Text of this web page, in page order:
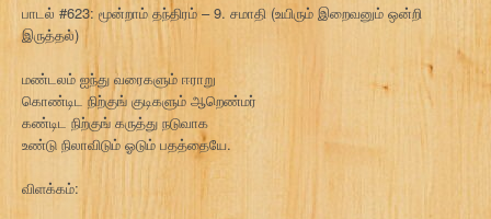
பாடல் #623: மூன்றாம் தந்திரம் – 9. சமாதி (உயிரும் இறைவனும் ஒன்றி
இருத்தல்)
மண்டலம் ஐந்து வரைகளும் ஈராறு
கொண்டிட நிற்குங் குடிகளும் ஆறெண்மர்
கண்டிட நிற்குங் கருத்து நடுவாக
உண்டு நிலாவிடும் ஓடும் பதத்தையே.
விளக்கம்: